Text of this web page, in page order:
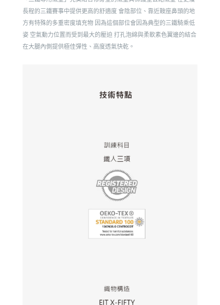
長程的三鐵賽事中提供更高的舒適度 會陰部位、靠近鞍座鼻頭的地
方有特殊的多重密度填充物 因為這個部位會因為典型的三鐵騎乘低
姿 空氣動力位置而受到最大的壓迫 打孔泡綿與柔軟素色翼邊的結合
在大腿內側提供極佳彈性、高度透氣快乾。